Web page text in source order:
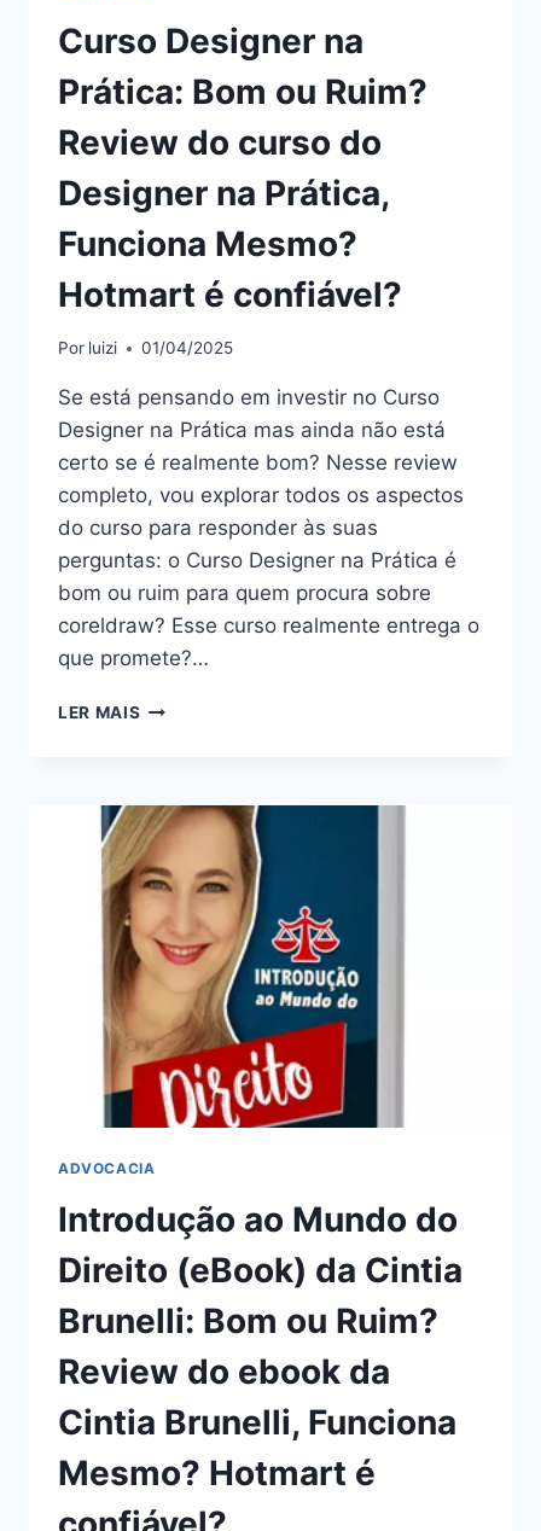
THOMAS
CASTRO,
FUNCIONA
MESMO?
É
CONFIÁVEL?
Curso Designer na
Prática: Bom ou Ruim?
Review do curso do
Designer na Prática,
Funciona Mesmo?
Hotmart é confiável?
Por luizi 01/04/2025
Se está pensando em investir no Curso
Designer na Prática mas ainda não está
certo se é realmente bom? Nesse review
completo, vou explorar todos os aspectos
do curso para responder às suas
perguntas: o Curso Designer na Prática é
bom ou ruim para quem procura sobre
coreldraw? Esse curso realmente entrega o
que promete?…
LER MAIS CURSO
BOM
OU
RUIM?
REVIEW
CURSO
DO
DESIGNER
PRÁTICA,
FUNCIONA
MESMO?
HOTMART
CONFIÁVEL?
ADVOCACIA
Introdução ao Mundo do
Direito (eBook) da Cintia
Brunelli: Bom ou Ruim?
Review do ebook da
Cintia Brunelli, Funciona
Mesmo? Hotmart é